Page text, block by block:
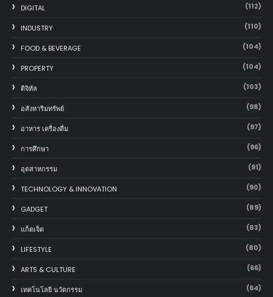
DIGITAL (112)
INDUSTRY (110)
FOOD & BEVERAGE (104)
PROPERTY (104)
ดิจิทัล (103)
อสังหาริมทรัพย์ (98)
อาหาร เครื่องดื่ม (97)
การศึกษา (96)
อุตสาหกรรม (91)
TECHNOLOGY & INNOVATION (90)
GADGET (89)
แก็ตเจ็ต (83)
LIFESTYLE (80)
ARTS & CULTURE (66)
เทคโนโลยี นวัตกรรม (64)